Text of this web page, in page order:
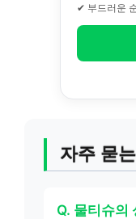
✔ 부드러운
자주 묻
Q. 물티슈의